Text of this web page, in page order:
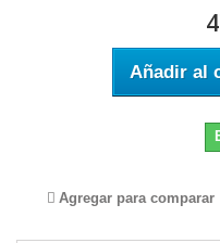
Añadir al
Agregar para comparar